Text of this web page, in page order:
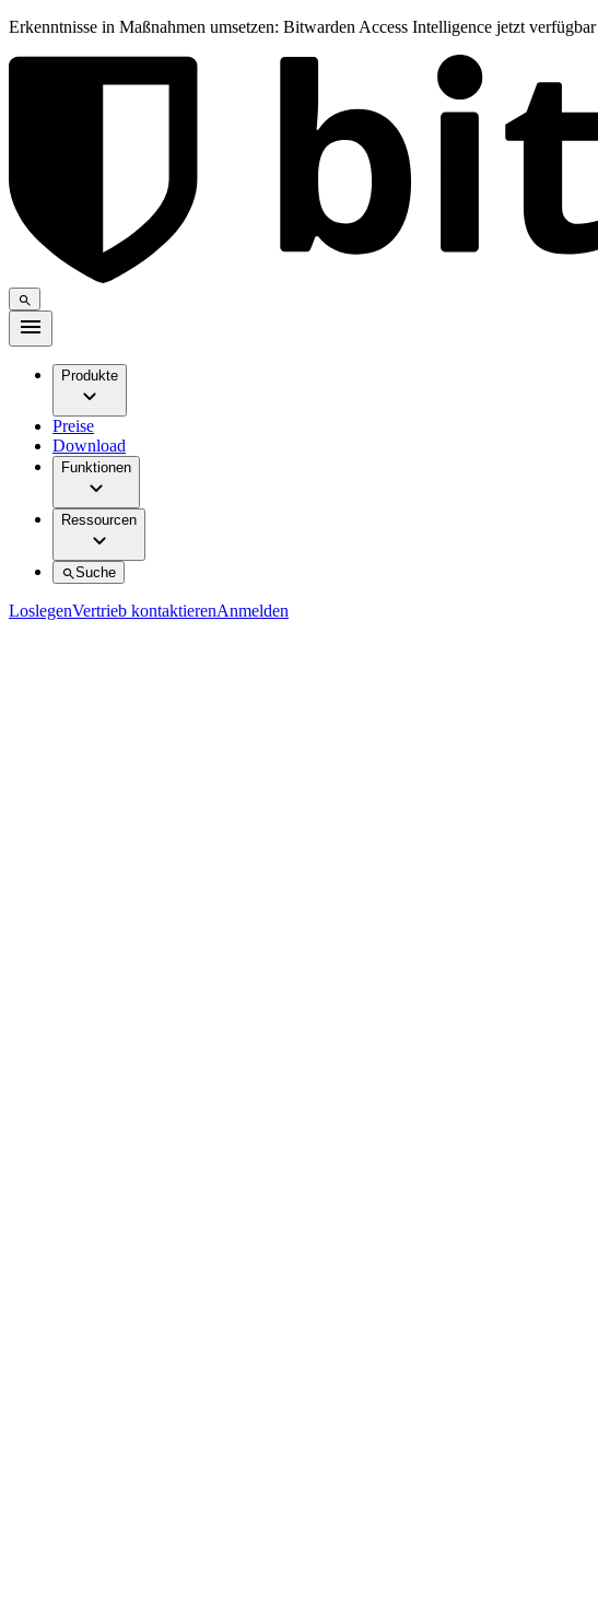
Erkenntnisse in Maßnahmen umsetzen: Bitwarden Access Intelligence jetzt verfügbar
Produkte
Preise
Download
Funktionen
Ressourcen
Suche
LoslegenVertrieb kontaktierenAnmelden